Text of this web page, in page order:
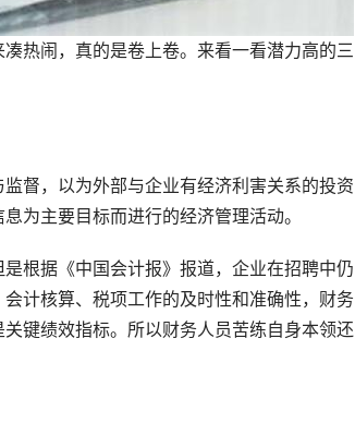
热闹，真的是卷上卷。来看一看潜力高的三
督，以为外部与企业有经济利害关系的投资
为主要目标而进行的经济管理活动。
根据《中国会计报》报道，企业在招聘中仍
计核算、税项工作的及时性和准确性，财务
键绩效指标。所以财务人员苦练自身本领还